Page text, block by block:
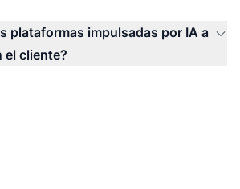
plataformas impulsadas por IA a
el cliente?